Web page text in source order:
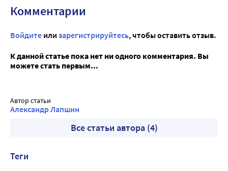
Комментарии
Войдите или зарегистрируйтесь, чтобы оставить отзыв.
К данной статье пока нет ни одного комментария. Вы
можете стать первым...
Автор статьи
Александр Лапшин
Все статьи автора (4)
Теги